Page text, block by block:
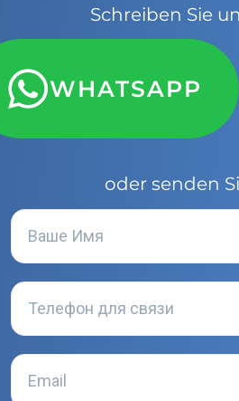
Schreiben Sie
WHATSAPP
oder senden